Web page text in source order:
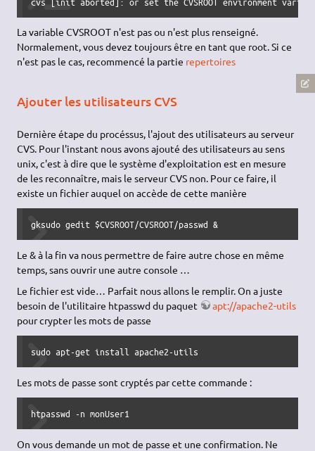
La variable CVSROOT n'est pas ou n'est plus renseigné.
Normalement, vous devez toujours être en tant que root. Si ce
n'est pas le cas, recommencé la partie repertoires
Ajouter les utilisateurs CVS
Dernière étape du procéssus, l'ajout des utilisateurs au serveur
CVS. Pour l'instant nous avons ajouté des utilisateurs au sens
unix, c'est à dire que le système d'exploitation est en mesure
de les reconnaître, mais le serveur CVS non. Pour ce faire, il
existe un fichier auquel on accède de cette manière
gksudo gedit $CVSROOT/CVSROOT/passwd &
Le & à la fin va nous permettre de faire autre chose en même
temps, sans ouvrir une autre console …
Le fichier est vide… Parfait nous allons le remplir. On a juste
besoin de l'utilitaire htpasswd du paquet
apt://apache2-utils
pour crypter les mots de passe
sudo apt-get install apache2-utils
Les mots de passe sont cryptés par cette commande :
htpasswd -n monUser1
On vous demande un mot de passe et une confirmation. Ne